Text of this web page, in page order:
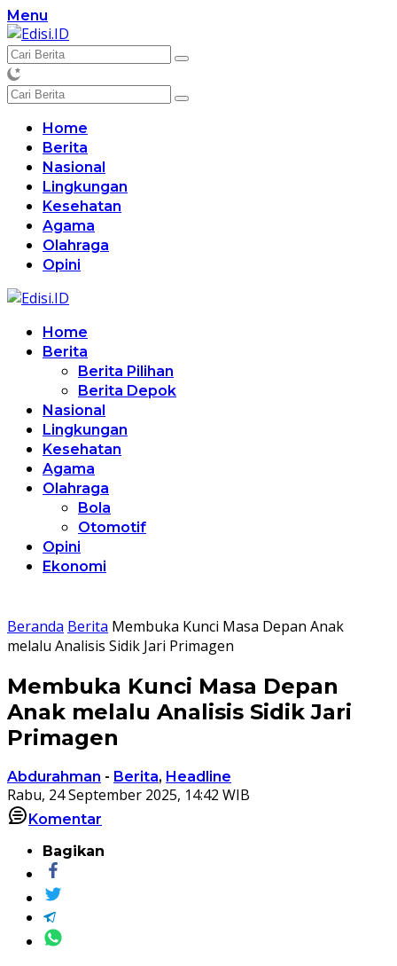
Langsung
ke
konten
Menu
Home
Berita
Nasional
Lingkungan
Kesehatan
Agama
Olahraga
Opini
Home
Berita
Berita Pilihan
Berita Depok
Nasional
Lingkungan
Kesehatan
Agama
Olahraga
Bola
Otomotif
Opini
Ekonomi
Beranda Berita Membuka Kunci Masa Depan Anak
melalu Analisis Sidik Jari Primagen
Membuka Kunci Masa Depan
Anak melalu Analisis Sidik Jari
Primagen
Abdurahman - Berita, Headline
Rabu, 24 September 2025, 14:42 WIB
Komentar
Bagikan